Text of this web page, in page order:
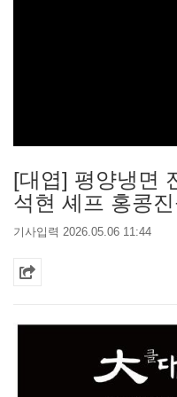
[대엽] 평양냉면
석현 셰프 홍콩
기사입력 2026.05.06 11:44